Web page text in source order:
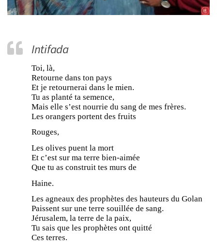
Intifada
Toi, là,
Retourne dans ton pays
Et je retournerai dans le mien.
Tu as planté ta semence,
Mais elle s’est nourrie du sang de mes frères.
Les orangers portent des fruits
Rouges,
Les olives puent la mort
Et c’est sur ma terre bien-aimée
Que tu as construit tes murs de
Haine.
Les agneaux des prophètes des hauteurs du Golan
Paissent sur une terre souillée de sang.
Jérusalem, la terre de la paix,
Tu sais que les prophètes ont quitté
Ces terres.